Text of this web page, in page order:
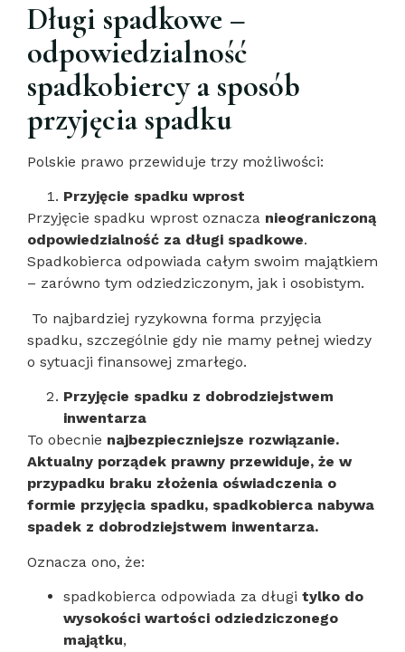
Długi spadkowe –
odpowiedzialność
spadkobiercy a sposób
przyjęcia spadku
Polskie prawo przewiduje trzy możliwości:
Przyjęcie spadku wprost
Przyjęcie spadku wprost oznacza nieograniczoną
odpowiedzialność za długi spadkowe.
Spadkobierca odpowiada całym swoim majątkiem
– zarówno tym odziedziczonym, jak i osobistym.
To najbardziej ryzykowna forma przyjęcia
spadku, szczególnie gdy nie mamy pełnej wiedzy
o sytuacji finansowej zmarłego.
Przyjęcie spadku z dobrodziejstwem
inwentarza
To obecnie najbezpieczniejsze rozwiązanie.
Aktualny porządek prawny przewiduje, że w
przypadku braku złożenia oświadczenia o
formie przyjęcia spadku, spadkobierca nabywa
spadek z dobrodziejstwem inwentarza.
Oznacza ono, że:
spadkobierca odpowiada za długi tylko do
wysokości wartości odziedziczonego
majątku,